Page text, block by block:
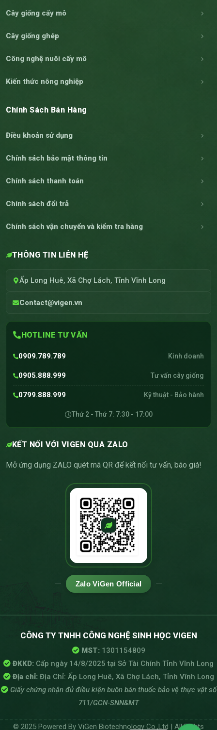
Cây giống cấy mô
Cây giống ghép
Công nghệ nuôi cấy mô
Kiến thức nông nghiệp
Chính Sách Bán Hàng
Điều khoản sử dụng
Chính sách bảo mật thông tin
Chính sách thanh toán
Chính sách đổi trả
Chính sách vận chuyển và kiểm tra hàng
THÔNG TIN LIÊN HỆ
Ấp Long Huê, Xã Chợ Lách, Tỉnh Vĩnh Long
Contact@vigen.vn
HOTLINE TƯ VẤN
0909.789.789 Kinh doanh
0905.888.999 Tư vấn cây giống
0799.888.999 Kỹ thuật - Bảo hành
Thứ 2 - Thứ 7: 7:30 - 17:00
KẾT NỐI VỚI VIGEN QUA ZALO
Mở ứng dụng ZALO quét mã QR để kết nối tư vấn, báo giá!
Zalo ViGen Official
CÔNG TY TNHH CÔNG NGHỆ SINH HỌC VIGEN
MST:1301154809
ĐKKD: Cấp ngày 14/8/2025 tại Sở Tài Chính Tỉnh Vĩnh Long
Địa chỉ:Địa Chỉ: Ấp Long Huê, Xã Chợ Lách, Tỉnh Vĩnh Long
Giấy chứng nhận đủ điều kiện buôn bán thuốc bảo vệ thực vật số
711/GCN-SNN&MT
© 2025 Powered By ViGen Biotechnology Co.,Ltd | All Rights